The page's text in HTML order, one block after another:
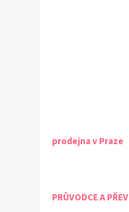
prodejna v Praze
PRŮVODCE A